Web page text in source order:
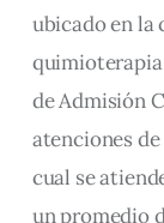
ubicado en la
de Admisión
atenciones
cual se
un promedio